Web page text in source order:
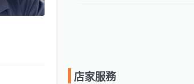
店家服務